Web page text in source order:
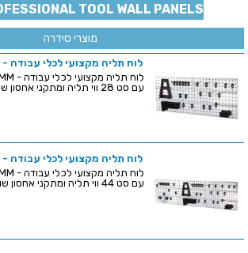
TOOL WALL PANELS
מוצרי סידרה
לוח תליה מקצועי לכלי עבודה - 1040X440MM
עם סט 28 ווי תליה ומתקני אחסון שונים ♦ עומס תליה מ...
לוח תליה מקצועי לכלי עבודה - 1520X440MM
עם סט 44 ווי תליה ומתקני אחסון שונים ♦ עומס תליה מ...